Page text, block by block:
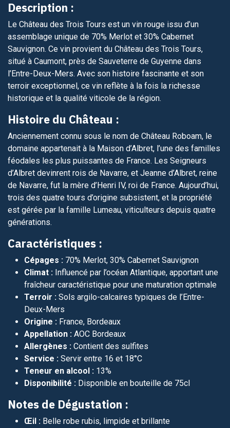
Description :
Le Château des Trois Tours est un vin rouge issu d’un
assemblage unique de 70% Merlot et 30% Cabernet
Sauvignon. Ce vin provient du Château des Trois Tours,
situé à Caumont, près de Sauveterre de Guyenne dans
l’Entre-Deux-Mers. Avec son histoire fascinante et son
terroir exceptionnel, ce vin reflète à la fois la richesse
historique et la qualité viticole de la région.
Histoire du Château :
Anciennement connu sous le nom de Château Roboam, le
domaine appartenait à la Maison d’Albret, l’une des familles
féodales les plus puissantes de France. Les Seigneurs
d’Albret devinrent rois de Navarre, et Jeanne d’Albret, reine
de Navarre, fut la mère d’Henri IV, roi de France. Aujourd’hui,
trois des quatre tours d’origine subsistent, et la propriété
est gérée par la famille Lumeau, viticulteurs depuis quatre
générations.
Caractéristiques :
Cépages : 70% Merlot, 30% Cabernet Sauvignon
Climat : Influencé par l’océan Atlantique, apportant une
fraîcheur caractéristique pour une maturation optimale
Terroir : Sols argilo-calcaires typiques de l’Entre-
Deux-Mers
Origine : France, Bordeaux
Appellation : AOC Bordeaux
Allergènes : Contient des sulfites
Service : Servir entre 16 et 18°C
Teneur en alcool : 13%
Disponibilité : Disponible en bouteille de 75cl
Notes de Dégustation :
Œil : Belle robe rubis, limpide et brillante